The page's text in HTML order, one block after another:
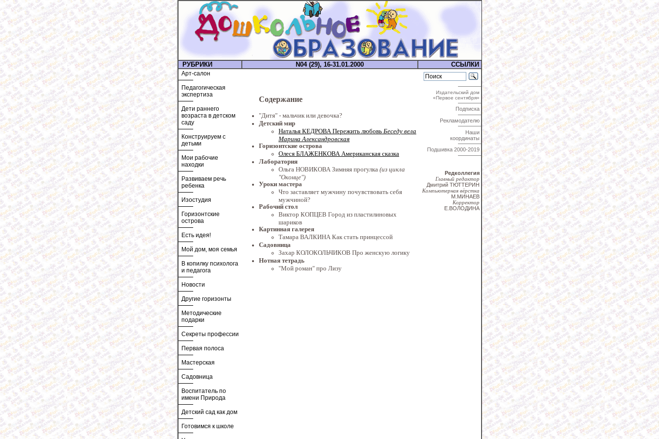
РУБРИКИ N04 (29), 16-31.01.2000 ССЫЛКИ
Арт-салон
Педагогическая
экспертиза
Дети раннего
возраста в детском
саду
Конструируем с
детьми
Мои рабочие
находки
Развиваем речь
ребенка
Изостудия
Горизонтские
острова
Есть идея!
Мой дом, моя семья
В копилку психолога
и педагога
Новости
Другие горизонты
Методические
подарки
Секреты профессии
Первая полоса
Мастерская
Садовница
Воспитатель по
имени Природа
Детский сад как дом
Готовимся к школе
Содержание
"Дитя" - мальчик или девочка?
Детский мир
Наталья КЕДРОВА Пережить любовь Беседу вела
Марина Александровская
Горизонтские острова
Олеся БЛАЖЕНКОВА Американская сказка
Лаборатория
Ольга НОВИКОВА Зимняя прогулка (из цикла
"Оконце")
Уроки мастера
Что заставляет мужчину почувствовать себя
мужчиной?
Рабочий стол
Виктор КОПЦЕВ Город из пластилиновых
шариков
Картинная галерея
Тамара ВАЛКИНА Как стать принцессой
Садовница
Захар КОЛОКОЛЬЧИКОВ Про женскую логику
Нотная тетрадь
"Мой роман" про Лизу
Издательский дом
«Первое сентября»
Подписка
Рекламодателю
Наши
координаты
Подшивка 2000-2019
Редколлегия
Главный редактор
Дмитрий ТЮТТЕРИН
Компьютерная вёрстка
М.МИНАЕВ
Корректор
Е.ВОЛОДИНА